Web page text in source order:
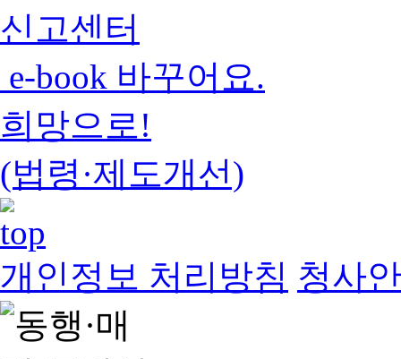
신고센터
e-book 바꾸어요.
희망으로!
(법령·제도개선)
개인정보 처리방침 청사